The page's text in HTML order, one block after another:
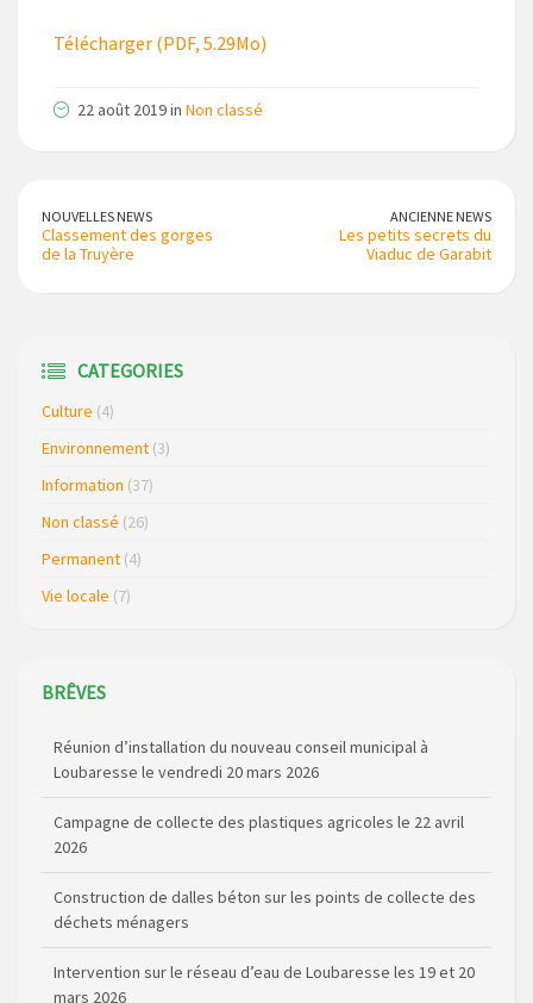
Télécharger (PDF, 5.29Mo)
22 août 2019 in Non classé
NOUVELLES NEWS
Classement des gorges
de la Truyère
ANCIENNE NEWS
Les petits secrets du
Viaduc de Garabit
CATEGORIES
Culture (4)
Environnement (3)
Information (37)
Non classé (26)
Permanent (4)
Vie locale (7)
BRÊVES
Loubaresse le vendredi 20 mars 2026
Campagne de collecte des plastiques agricoles le 22 avril
2026
Construction de dalles béton sur les points de collecte des
déchets ménagers
Intervention sur le réseau d’eau de Loubaresse les 19 et 20
mars 2026